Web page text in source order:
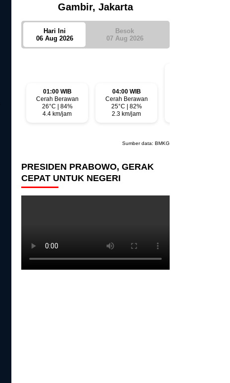
Gambir, Jakarta
Hari Ini
06 Aug 2026
Besok
07 Aug 2026
01:00 WIB
Cerah Berawan
26°C | 84%
4.4 km/jam
04:00 WIB
Cerah Berawan
25°C | 82%
2.3 km/jam
Sumber data: BMKG
PRESIDEN PRABOWO, GERAK
CEPAT UNTUK NEGERI